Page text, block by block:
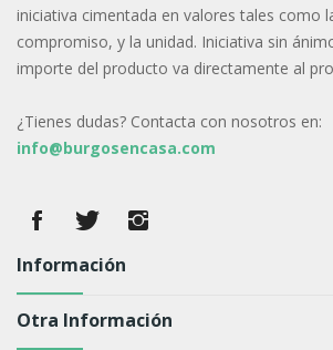
iniciativa cimentada en valores tales como
compromiso, y la unidad. Iniciativa sin
importe del producto va directamente al
¿Tienes dudas? Contacta con nosotros en:
info@burgosencasa.com
Información
Otra Información